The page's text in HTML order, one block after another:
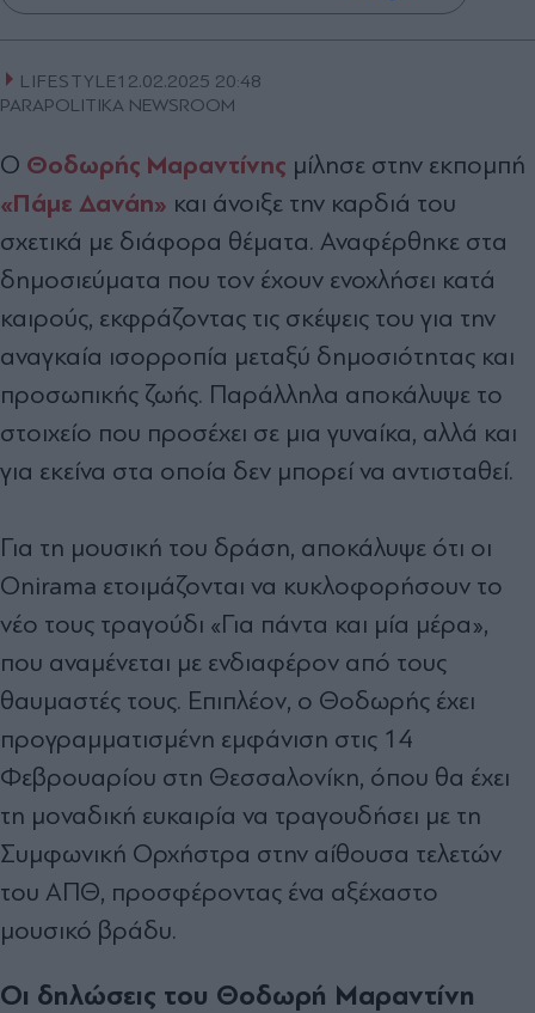
LIFESTYLE12.02.2025 20:48
PARAPOLITIKA NEWSROOM
Ο Θοδωρής Μαραντίνης μίλησε στην εκπομπή
«Πάμε Δανάη» και άνοιξε την καρδιά του
σχετικά με διάφορα θέματα. Αναφέρθηκε στα
δημοσιεύματα που τον έχουν ενοχλήσει κατά
καιρούς, εκφράζοντας τις σκέψεις του για την
αναγκαία ισορροπία μεταξύ δημοσιότητας και
προσωπικής ζωής. Παράλληλα αποκάλυψε το
στοιχείο που προσέχει σε μια γυναίκα, αλλά και
για εκείνα στα οποία δεν μπορεί να αντισταθεί.
Για τη μουσική του δράση, αποκάλυψε ότι οι
Onirama ετοιμάζονται να κυκλοφορήσουν το
νέο τους τραγούδι «Για πάντα και μία μέρα»,
που αναμένεται με ενδιαφέρον από τους
θαυμαστές τους. Επιπλέον, ο Θοδωρής έχει
προγραμματισμένη εμφάνιση στις 14
Φεβρουαρίου στη Θεσσαλονίκη, όπου θα έχει
τη μοναδική ευκαιρία να τραγουδήσει με τη
Συμφωνική Ορχήστρα στην αίθουσα τελετών
του ΑΠΘ, προσφέροντας ένα αξέχαστο
μουσικό βράδυ.
Οι δηλώσεις του Θοδωρή Μαραντίνη